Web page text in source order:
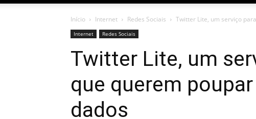
Início Internet Redes Sociais Twitter Lite, um serviço
Internet Redes Sociais
Twitter Lite, um
que querem
dados